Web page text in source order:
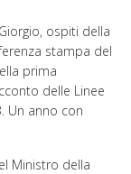
ospiti della
stampa del
prima
delle Linee
Un anno con
Ministro della